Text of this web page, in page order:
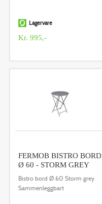
Lagervare
Kr. 995,-
FERMOB BISTRO BORD
Ø 60 - STORM GREY
Bistro bord Ø 60 Storm grey
Sammenleggbart